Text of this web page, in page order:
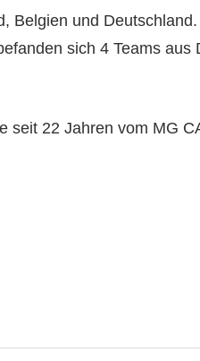
Belgien und Deutschland.
sich 4 Teams aus
seit 22 Jahren vom MG